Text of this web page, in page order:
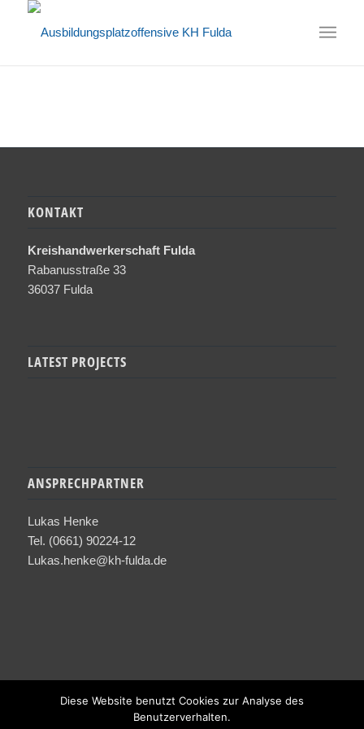
KONTAKT
Kreishandwerkerschaft Fulda
Rabanusstraße 33
36037 Fulda
LATEST PROJECTS
ANSPRECHPARTNER
Lukas Henke
Tel. (0661) 90224-12
Lukas.henke@kh-fulda.de
Diese Website benutzt Cookies zur Analyse des
Benutzerverhalten.